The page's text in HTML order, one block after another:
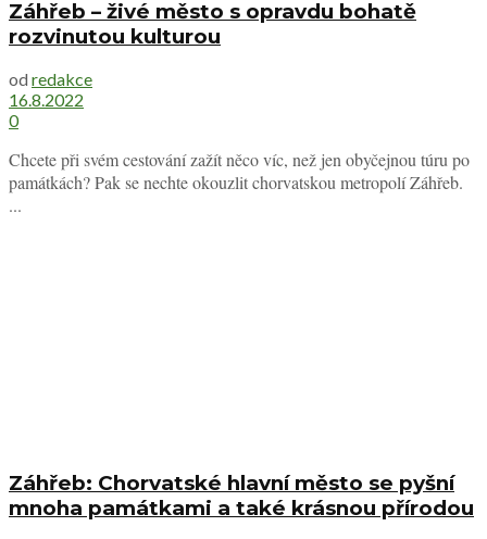
Záhřeb – živé město s opravdu bohatě
rozvinutou kulturou
od redakce
16.8.2022
0
Chcete při svém cestování zažít něco víc, než jen obyčejnou túru po
památkách? Pak se nechte okouzlit chorvatskou metropolí Záhřeb.
...
Záhřeb: Chorvatské hlavní město se pyšní
mnoha památkami a také krásnou přírodou